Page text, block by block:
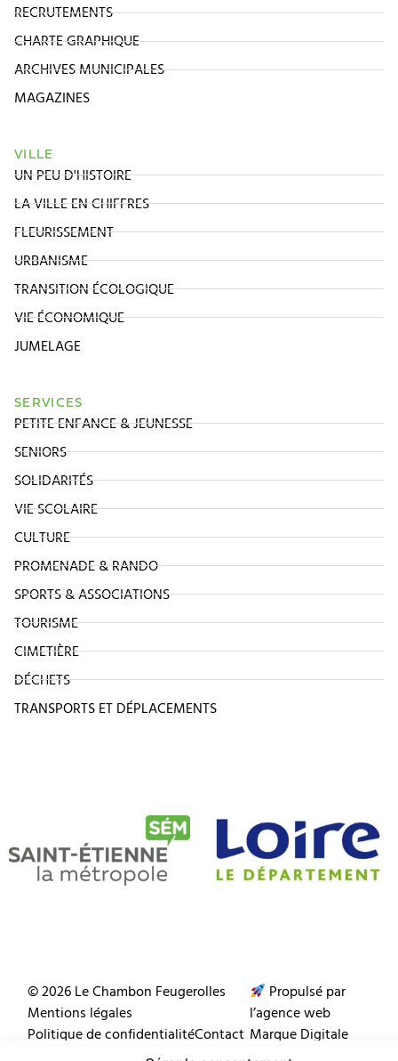
RECRUTEMENTS
CHARTE GRAPHIQUE
ARCHIVES MUNICIPALES
MAGAZINES
VILLE
UN PEU D'HISTOIRE
LA VILLE EN CHIFFRES
FLEURISSEMENT
URBANISME
TRANSITION ÉCOLOGIQUE
VIE ÉCONOMIQUE
JUMELAGE
SERVICES
PETITE ENFANCE & JEUNESSE
SENIORS
SOLIDARITÉS
VIE SCOLAIRE
CULTURE
PROMENADE & RANDO
SPORTS & ASSOCIATIONS
TOURISME
CIMETIÈRE
DÉCHETS
TRANSPORTS ET DÉPLACEMENTS
© 2026 Le Chambon Feugerolles
Mentions légales
Politique de confidentialitéContact
Propulsé par
l’agence web
Marque Digitale